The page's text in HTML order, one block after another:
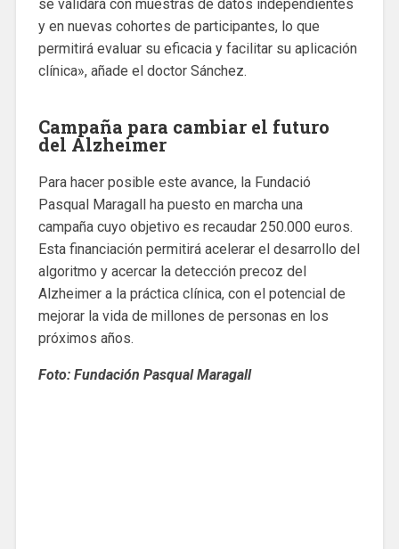
se validará con muestras de datos independientes
y en nuevas cohortes de participantes, lo que
permitirá evaluar su eficacia y facilitar su aplicación
clínica», añade el doctor Sánchez.
Campaña para cambiar el futuro
del Alzheimer
Para hacer posible este avance, la Fundació
Pasqual Maragall ha puesto en marcha una
campaña cuyo objetivo es recaudar 250.000 euros.
Esta financiación permitirá acelerar el desarrollo del
algoritmo y acercar la detección precoz del
Alzheimer a la práctica clínica, con el potencial de
mejorar la vida de millones de personas en los
próximos años.
Foto: Fundación Pasqual Maragall